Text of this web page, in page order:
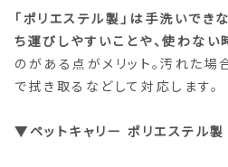
「ポリエステル製」は手洗いでき
ち運びしやすいことや、使わない
のがある点がメリット。汚れた場
で拭き取るなどして対応します。
▼ペットキャリー ポリエステル製